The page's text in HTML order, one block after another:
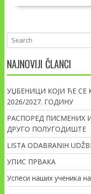
NAJNOVIJI ČLANCI
УЏБЕНИЦИ КОЈИ ЋЕ
2026/2027. ГОДИНУ
РАСПОРЕД ПИСМЕНИХ
ДРУГО ПОЛУГОДИШТЕ
LISTA ODABRANIH
УПИС ПРВАКА
Успеси наших ученика